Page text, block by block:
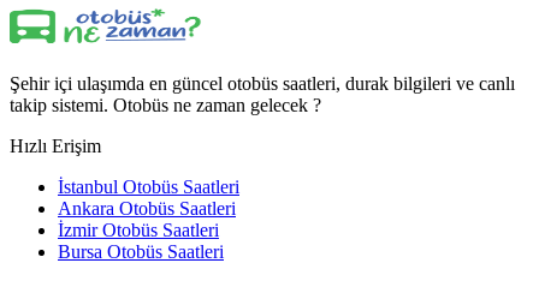
Şehir içi ulaşımda en güncel otobüs saatleri, durak bilgileri ve canlı
takip sistemi. Otobüs ne zaman gelecek ?
Hızlı Erişim
İstanbul Otobüs Saatleri
Ankara Otobüs Saatleri
İzmir Otobüs Saatleri
Bursa Otobüs Saatleri